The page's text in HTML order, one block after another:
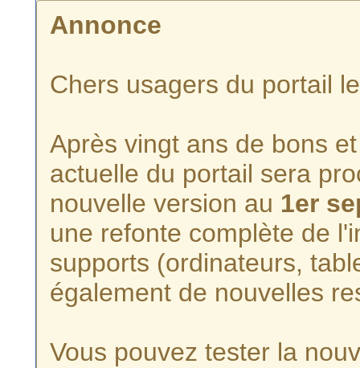
Annonce
Chers usagers du portail
Après vingt ans de bons
actuelle du portail sera
nouvelle version au 1er
une refonte complète de
supports (ordinateurs,
également de nouvelles
Vous pouvez tester la